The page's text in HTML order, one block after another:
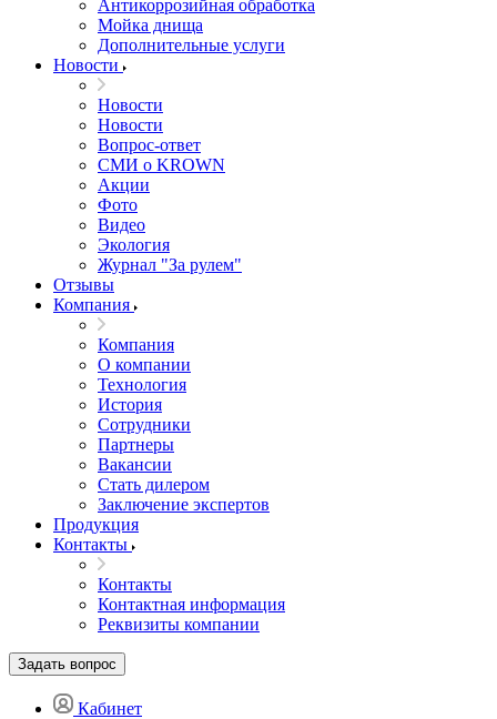
Антикоррозийная обработка
Мойка днища
Дополнительные услуги
Новости
Новости
Новости
Вопрос-ответ
СМИ о KROWN
Акции
Фото
Видео
Экология
Журнал "За рулем"
Отзывы
Компания
Компания
О компании
Технология
История
Сотрудники
Партнеры
Вакансии
Стать дилером
Заключение экспертов
Продукция
Контакты
Контакты
Контактная информация
Реквизиты компании
Задать вопрос
Кабинет